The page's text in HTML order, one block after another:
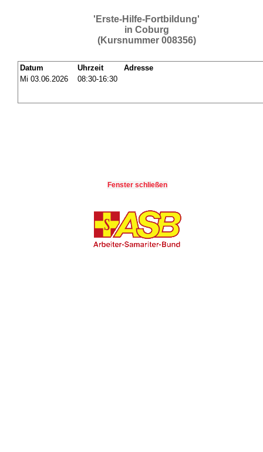
'Erste-Hilfe-Fortbildung'
in Coburg
(Kursnummer 008356)
Datum Uhrzeit
Adresse
Mi 03.06.2026
08:30-16:30
Fenster schließen